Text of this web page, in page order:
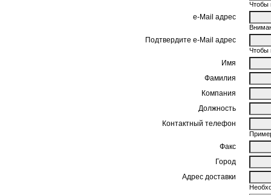
Чтобы
e-Mail адрес
Подтвердите e-Mail адрес
Чтобы
Имя
Фамилия
Компания
Должность
Контактный телефон
Факс
Город
Адрес доставки